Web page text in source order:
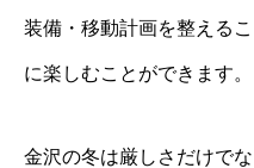
装備・移動計画を整える
に楽しむことができます。
金沢の冬は厳しさだけで